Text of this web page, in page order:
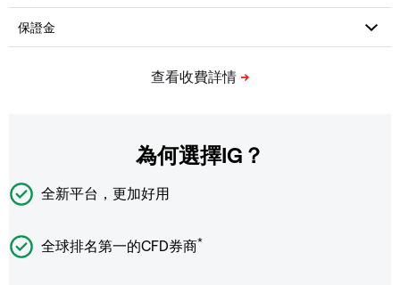
為何選擇IG？
全新平台，更加好用
全球排名第一的CFD券商*